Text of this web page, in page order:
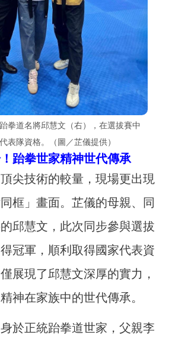
拳道名將邱慧文（右），在選拔賽中
表隊資格。（圖／芷儀提供）
跆拳世家精神世代傳承
尖技術的較量，現場更出現
框」畫面。芷儀的母親、同
邱慧文，此次同步參與選拔
冠軍，順利取得國家代表資
展現了邱慧文深厚的實力，
神在家族中的世代傳承。
於正統跆拳道世家，父親李